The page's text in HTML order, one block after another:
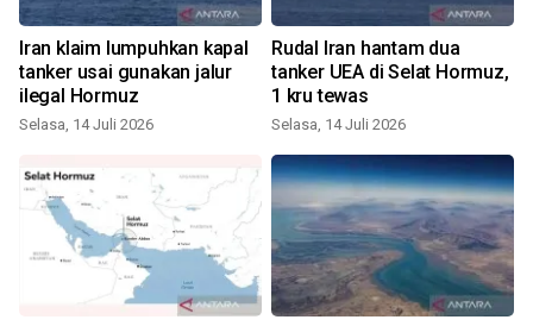
Iran klaim lumpuhkan kapal
tanker usai gunakan jalur
ilegal Hormuz
Selasa, 14 Juli 2026
Rudal Iran hantam dua
tanker UEA di Selat Hormuz,
1 kru tewas
Selasa, 14 Juli 2026